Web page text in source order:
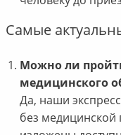
Самые
Можно ли
медицинского
Да, наши
без медицинской